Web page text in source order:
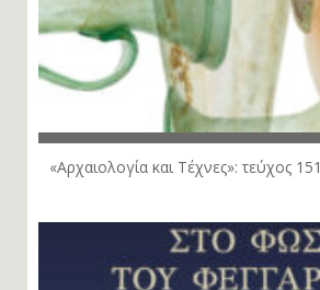
«Αρχαιολογία και Τέχνες»: τεύχος 151